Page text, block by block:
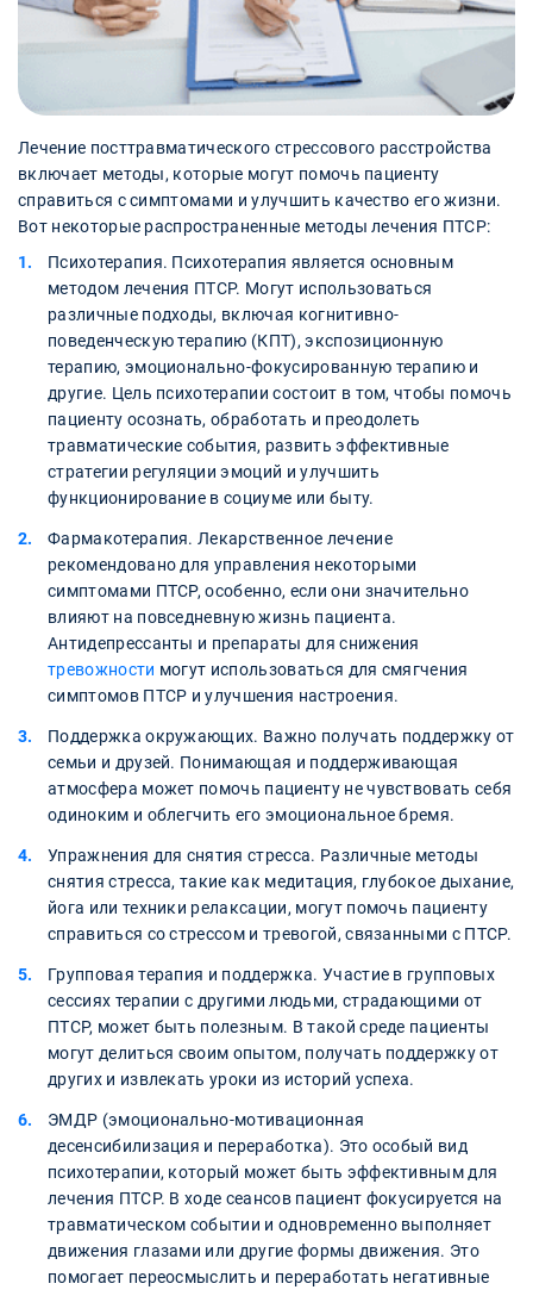
Лечение посттравматического стрессового расстройства
включает методы, которые могут помочь пациенту
справиться с симптомами и улучшить качество его жизни.
Вот некоторые распространенные методы лечения ПТСР:
Психотерапия. Психотерапия является основным
методом лечения ПТСР. Могут использоваться
различные подходы, включая когнитивно-
поведенческую терапию (КПТ), экспозиционную
терапию, эмоционально-фокусированную терапию и
другие. Цель психотерапии состоит в том, чтобы помочь
пациенту осознать, обработать и преодолеть
травматические события, развить эффективные
стратегии регуляции эмоций и улучшить
функционирование в социуме или быту.
Фармакотерапия. Лекарственное лечение
рекомендовано для управления некоторыми
симптомами ПТСР, особенно, если они значительно
влияют на повседневную жизнь пациента.
Антидепрессанты и препараты для снижения
тревожности могут использоваться для смягчения
симптомов ПТСР и улучшения настроения.
Поддержка окружающих. Важно получать поддержку от
семьи и друзей. Понимающая и поддерживающая
атмосфера может помочь пациенту не чувствовать себя
одиноким и облегчить его эмоциональное бремя.
Упражнения для снятия стресса. Различные методы
снятия стресса, такие как медитация, глубокое дыхание,
йога или техники релаксации, могут помочь пациенту
справиться со стрессом и тревогой, связанными с ПТСР.
Групповая терапия и поддержка. Участие в групповых
сессиях терапии с другими людьми, страдающими от
ПТСР, может быть полезным. В такой среде пациенты
могут делиться своим опытом, получать поддержку от
других и извлекать уроки из историй успеха.
ЭМДР (эмоционально-мотивационная
десенсибилизация и переработка). Это особый вид
психотерапии, который может быть эффективным для
лечения ПТСР. В ходе сеансов пациент фокусируется на
травматическом событии и одновременно выполняет
движения глазами или другие формы движения. Это
помогает переосмыслить и переработать негативные